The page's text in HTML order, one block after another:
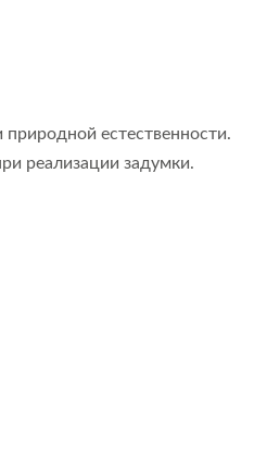
естественности.
реализации задумки.